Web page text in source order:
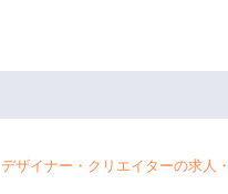
デザイナー・クリエイターの求人